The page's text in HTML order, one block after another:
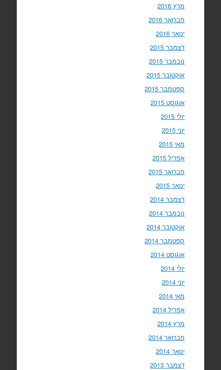
מרץ 2016
פברואר 2016
ינואר 2016
דצמבר 2015
נובמבר 2015
אוקטובר 2015
ספטמבר 2015
אוגוסט 2015
יולי 2015
יוני 2015
מאי 2015
אפריל 2015
פברואר 2015
ינואר 2015
דצמבר 2014
נובמבר 2014
אוקטובר 2014
ספטמבר 2014
אוגוסט 2014
יולי 2014
יוני 2014
מאי 2014
אפריל 2014
מרץ 2014
פברואר 2014
ינואר 2014
דצמבר 2013